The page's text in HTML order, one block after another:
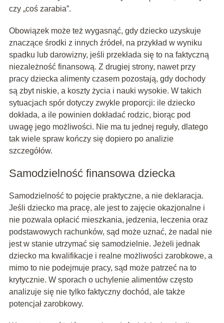
czy „coś zarabia”.
Obowiązek może też wygasnąć, gdy dziecko uzyskuje
znaczące środki z innych źródeł, na przykład w wyniku
spadku lub darowizny, jeśli przekłada się to na faktyczną
niezależność finansową. Z drugiej strony, nawet przy
pracy dziecka alimenty czasem pozostają, gdy dochody
są zbyt niskie, a koszty życia i nauki wysokie. W takich
sytuacjach spór dotyczy zwykle proporcji: ile dziecko
dokłada, a ile powinien dokładać rodzic, biorąc pod
uwagę jego możliwości. Nie ma tu jednej reguły, dlatego
tak wiele spraw kończy się dopiero po analizie
szczegółów.
Samodzielność finansowa dziecka
Samodzielność to pojęcie praktyczne, a nie deklaracja.
Jeśli dziecko ma pracę, ale jest to zajęcie okazjonalne i
nie pozwala opłacić mieszkania, jedzenia, leczenia oraz
podstawowych rachunków, sąd może uznać, że nadal nie
jest w stanie utrzymać się samodzielnie. Jeżeli jednak
dziecko ma kwalifikacje i realne możliwości zarobkowe, a
mimo to nie podejmuje pracy, sąd może patrzeć na to
krytycznie. W sporach o uchylenie alimentów często
analizuje się nie tylko faktyczny dochód, ale także
potencjał zarobkowy.